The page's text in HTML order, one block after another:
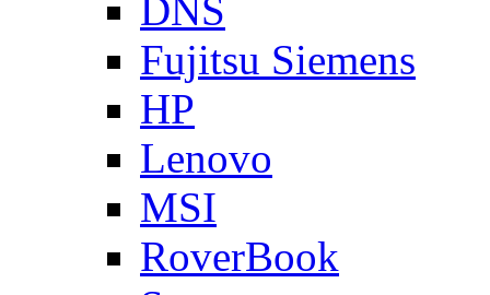
DNS
Fujitsu Siemens
HP
Lenovo
MSI
RoverBook